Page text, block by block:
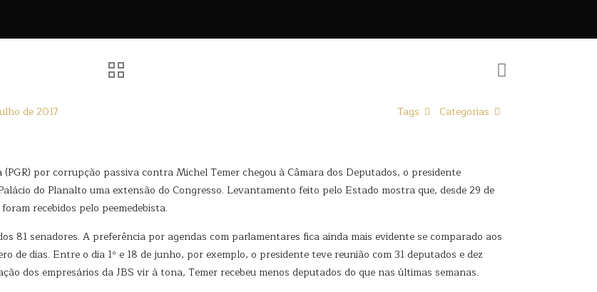
de 2017 Categorias
Tags
por corrupção passiva contra Michel Temer chegou à Câmara dos Deputados, o presidente
do Planalto uma extensão do Congresso. Levantamento feito pelo Estado mostra que, desde 29 de
recebidos pelo peemedebista.
81 senadores. A preferência por agendas com parlamentares fica ainda mais evidente se comparado aos
de dias. Entre o dia 1º e 18 de junho, por exemplo, o presidente teve reunião com 31 deputados e dez
dos empresários da JBS vir à tona, Temer recebeu menos deputados do que nas últimas semanas.